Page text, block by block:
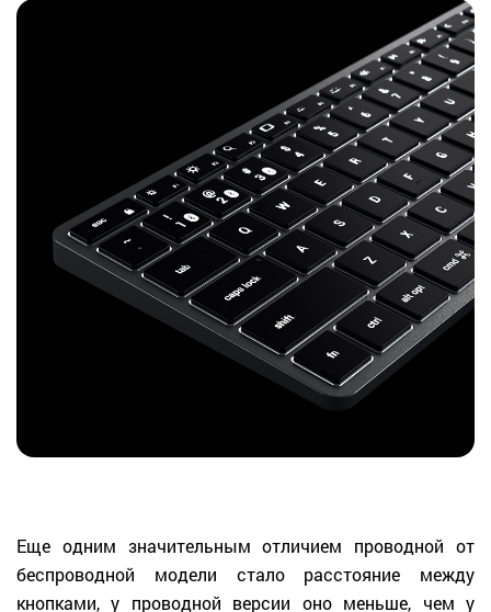
Еще одним значительным отличием проводной от
беспроводной модели стало расстояние между
кнопками, у проводной версии оно меньше, чем у